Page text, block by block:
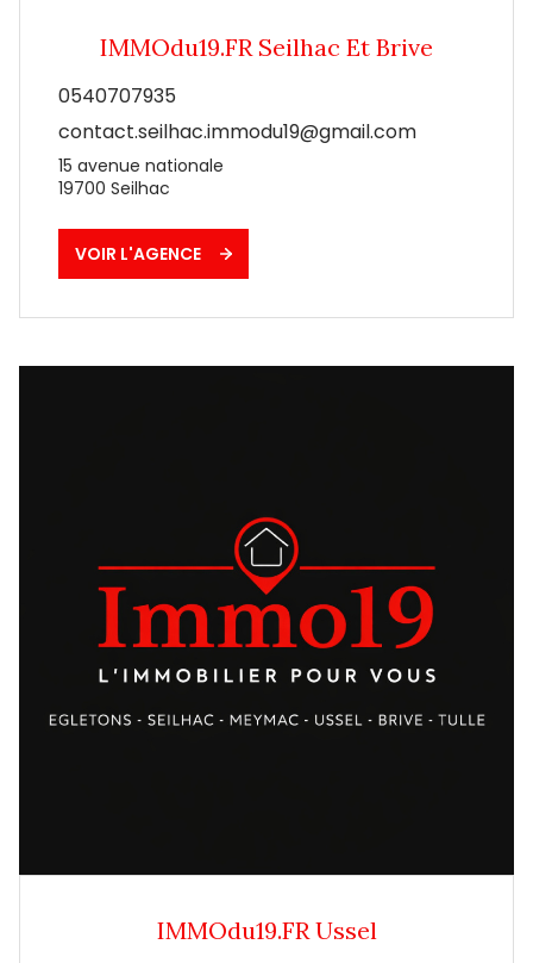
IMMOdu19.FR Seilhac Et Brive
0540707935
contact.seilhac.immodu19@gmail.com
15 avenue nationale
19700 Seilhac
VOIR L'AGENCE
IMMOdu19.FR Ussel